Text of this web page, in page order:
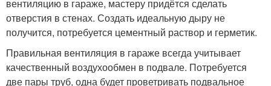
вентиляцию в гараже, мастеру придётся сделать
отверстия в стенах. Создать идеальную дыру не
получится, потребуется цементный раствор и герметик.
Правильная вентиляция в гараже всегда учитывает
качественный воздухообмен в подвале. Потребуется
две пары труб, одна будет проветривать подвальное